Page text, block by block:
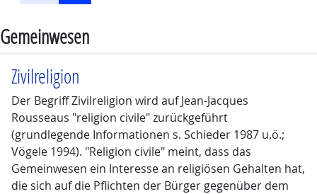
Gemeinwesen
Zivilreligion
Der Begriff Zivilreligion wird auf Jean-Jacques
Rousseaus "religion civile" zurückgeführt
(grundlegende Informationen s. Schieder 1987 u.ö.;
Vögele 1994). "Religion civile" meint, dass das
Gemeinwesen ein Interesse an religiösen Gehalten hat,
die sich auf die Pflichten der Bürger gegenüber dem